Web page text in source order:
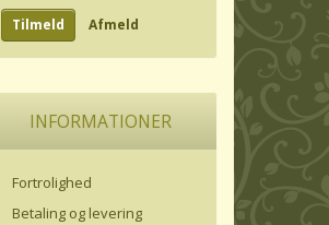
Tilmeld Afmeld
INFORMATIONER
Fortrolighed
Betaling og levering